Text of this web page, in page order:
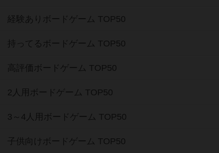
経験ありボードゲーム TOP50
持ってるボードゲーム TOP50
高評価ボードゲーム TOP50
2人用ボードゲーム TOP50
3～4人用ボードゲーム TOP50
子供向けボードゲーム TOP50